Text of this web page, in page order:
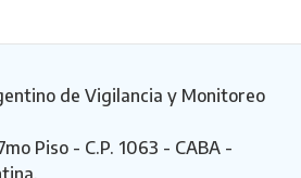
de Vigilancia y Monitoreo
Piso - C.P. 1063 - CABA -